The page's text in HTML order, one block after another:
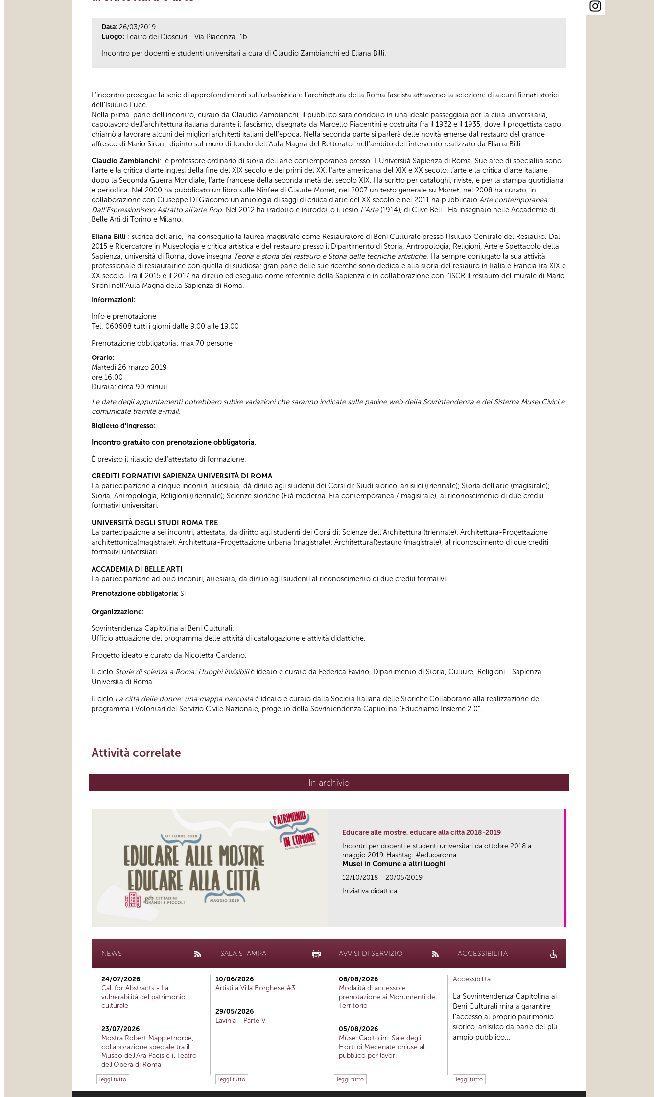
Data: 26/03/2019
Luogo: Teatro dei Dioscuri - Via Piacenza, 1b
Incontro per docenti e studenti universitari a cura di Claudio Zambianchi ed Eliana Billi.
L’incontro prosegue la serie di approfondimenti sull’urbanistica e l’architettura della Roma fascista attraverso la selezione di alcuni filmati storici
dell’Istituto Luce.
Nella prima parte dell’incontro, curato da Claudio Zambianchi, il pubblico sarà condotto in una ideale passeggiata per la città universitaria,
capolavoro dell’architettura italiana durante il fascismo, disegnata da Marcello Piacentini e costruita fra il 1932 e il 1935, dove il progettista capo
chiamò a lavorare alcuni dei migliori architetti italiani dell’epoca. Nella seconda parte si parlerà delle novità emerse dal restauro del grande
affresco di Mario Sironi, dipinto sul muro di fondo dell’Aula Magna del Rettorato, nell’ambito dell’intervento realizzato da Eliana Billi.
Claudio Zambianchi: è professore ordinario di storia dell’arte contemporanea presso L’Università Sapienza di Roma. Sue aree di specialità sono
l’arte e la critica d’arte inglesi della fine del XIX secolo e dei primi del XX; l‘arte americana del XIX e XX secolo; l’arte e la critica d’arte italiane
dopo la Seconda Guerra Mondiale; l’arte francese della seconda metà del secolo XIX. Ha scritto per cataloghi, riviste, e per la stampa quotidiana
e periodica. Nel 2000 ha pubblicato un libro sulle Ninfee di Claude Monet, nel 2007 un testo generale su Monet, nel 2008 ha curato, in
collaborazione con Giuseppe Di Giacomo un’antologia di saggi di critica d’arte del XX secolo e nel 2011 ha pubblicato Arte contemporanea:
Dall’Espressionismo Astratto all’arte Pop. Nel 2012 ha tradotto e introdotto il testo L’Arte(1914), di Clive Bell . Ha insegnato nelle Accademie di
Belle Arti di Torino e Milano.
Eliana Billi : storica dell’arte, ha conseguito la laurea magistrale come Restauratore di Beni Culturale presso l’Istituto Centrale del Restauro. Dal
2015 è Ricercatore in Museologia e critica artistica e del restauro presso il Dipartimento di Storia, Antropologia, Religioni, Arte e Spettacolo della
Sapienza, università di Roma, dove insegna Teoria e storia del restauro e Storia delle tecniche artistiche. Ha sempre coniugato la sua attività
professionale di restauratrice con quella di studiosa; gran parte delle sue ricerche sono dedicate alla storia del restauro in Italia e Francia tra XIX e
XX secolo. Tra il 2015 e il 2017 ha diretto ed eseguito come referente della Sapienza e in collaborazione con l’ISCR il restauro del murale di Mario
Sironi nell’Aula Magna della Sapienza di Roma.
Informazioni:
Info e prenotazione
Tel. 060608 tutti i giorni dalle 9.00 alle 19.00
Prenotazione obbligatoria: max 70 persone
Orario:
Martedì 26 marzo 2019
ore 16.00
Durata: circa 90 minuti
Le date degli appuntamenti potrebbero subire variazioni che saranno indicate sulle pagine web della Sovrintendenza e del Sistema Musei Civici e
comunicate tramite e-mail.
Biglietto d'ingresso:
Incontro gratuito con prenotazione obbligatoria.
È previsto il rilascio dell’attestato di formazione.
CREDITI FORMATIVI SAPIENZA UNIVERSITÀ DI ROMA
La partecipazione a cinque incontri, attestata, dà diritto agli studenti dei Corsi di: Studi storico-artistici (triennale); Storia dell’arte (magistrale);
Storia, Antropologia, Religioni (triennale); Scienze storiche (Età moderna-Età contemporanea / magistrale), al riconoscimento di due crediti
formativi universitari.
UNIVERSITÀ DEGLI STUDI ROMA TRE
La partecipazione a sei incontri, attestata, dà diritto agli studenti dei Corsi di: Scienze dell’Architettura (triennale); Architettura-Progettazione
architettonica(magistrale); Architettura-Progettazione urbana (magistrale); ArchitetturaRestauro (magistrale), al riconoscimento di due crediti
formativi universitari.
ACCADEMIA DI BELLE ARTI
La partecipazione ad otto incontri, attestata, dà diritto agli studenti al riconoscimento di due crediti formativi.
Prenotazione obbligatoria: Sì
Organizzazione:
Sovrintendenza Capitolina ai Beni Culturali.
Ufficio attuazione del programma delle attività di catalogazione e attività didattiche.
Progetto ideato e curato da Nicoletta Cardano.
Il ciclo Storie di scienza a Roma: i luoghi invisibiliè ideato e curato da Federica Favino, Dipartimento di Storia, Culture, Religioni - Sapienza
Università di Roma.
Il ciclo La città delle donne: una mappa nascosta è ideato e curato dalla Società Italiana delle Storiche.Collaborano alla realizzazione del
programma i Volontari del Servizio Civile Nazionale, progetto della Sovrintendenza Capitolina “Educhiamo Insieme 2.0”.
Attività correlate
In archivio
Educare alle mostre, educare alla città 2018-2019
Incontri per docenti e studenti universitari da ottobre 2018 a
maggio 2019. Hashtag: #educaroma
Musei in Comune a altri luoghi
12/10/2018 - 20/05/2019
Iniziativa didattica
NEWS
24/07/2026
Call for Abstracts - La
vulnerabilità del patrimonio
culturale
23/07/2026
Mostra Robert Mapplethorpe,
collaborazione speciale tra il
Museo dell'Ara Pacis e il Teatro
dell'Opera di Roma
leggi tutto
SALA STAMPA
10/06/2026
Artisti a Villa Borghese #3
29/05/2026
Lavinia - Parte V
leggi tutto
AVVISI DI SERVIZIO
06/08/2026
Modalità di accesso e
prenotazione ai Monumenti del
Territorio
05/08/2026
Musei Capitolini: Sale degli
Horti di Mecenate chiuse al
pubblico per lavori
leggi tutto
ACCESSIBILITÀ
Accessibilità
La Sovrintendenza Capitolina ai
Beni Culturali mira a garantire
l’accesso al proprio patrimonio
storico-artistico da parte del più
ampio pubblico...
leggi tutto